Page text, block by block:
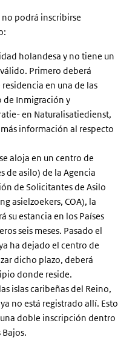
no podrá inscribirse
holandesa y no tiene un
Primero deberá
en una de las
de Inmigración y
en Naturalisatiedienst,
información al respecto
aloja en un centro de
de asilo) de la Agencia
de Solicitantes de Asilo
asielzoekers, COA), la
su estancia en los Países
seis meses. Pasado el
ha dejado el centro de
dicho plazo, deberá
donde reside.
islas caribeñas del Reino,
no está registrado allí. Esto
doble inscripción dentro